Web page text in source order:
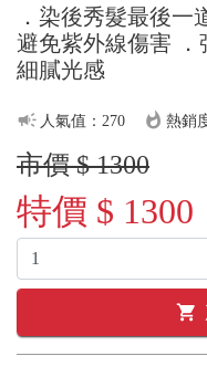
．染後秀髮最後一
避免紫外線傷害 ．
細膩光感
campaign 人氣值：270 whatshot 熱銷
市價 $ 1300
特價 $ 1300
shopping_cart